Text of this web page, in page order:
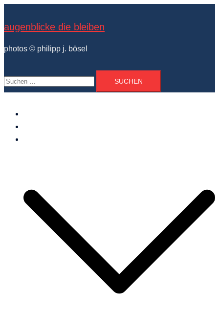
springen
augenblicke die bleiben
photos © philipp j. bösel
Suchen
nach: